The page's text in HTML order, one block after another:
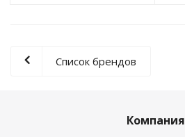
Список брендов
Компания